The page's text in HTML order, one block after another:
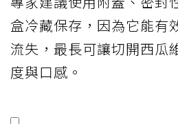
盒冷藏保存，因為它能有
流失，最長可讓切開西瓜
度與口感。